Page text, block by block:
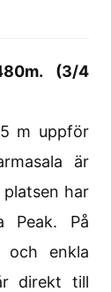
(3/4
m uppför
är
har
Peak. På
och enkla
direkt till